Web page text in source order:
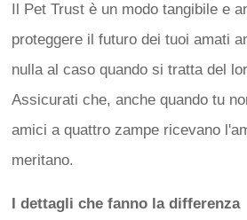
Il Pet Trust è un modo tangibile e
proteggere il futuro dei tuoi amati
nulla al caso quando si tratta del
Assicurati che, anche quando tu
amici a quattro zampe ricevano
meritano.
I dettagli che fanno la differenza